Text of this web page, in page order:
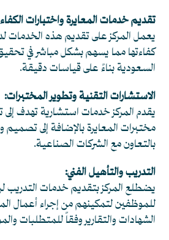
تقديم خدمات المعايرة واختبارات
يعمل المركز على تقديم هذه الخدمات
كفاءتها مما يسهم بشكل مباشر في
السعودية بناءً على قياسات دقيقة.
الاستشارات التقنية وتطوير المختبرات:
يقدم المركز خدمات استشارية تهدف
مختبرات المعايرة بالإضافة إلى تصميم
بالتعاون مع الشركات الصناعية.
التدريب والتأهيل الفني:
يضطلع المركز بتقديم خدمات التدريب
للموظفين لتمكينهم من إجراء أعمال
الشهادات والتقارير وفقاً للمتطلبات